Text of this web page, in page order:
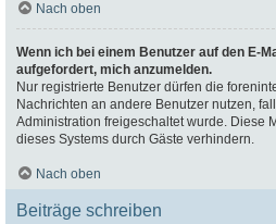
Nach oben
Wenn ich bei einem Benutzer auf den E-
aufgefordert, mich anzumelden.
Nur registrierte Benutzer dürfen die
Nachrichten an andere Benutzer nutzen,
Administration freigeschaltet wurde. Diese
dieses Systems durch Gäste verhindern.
Nach oben
Beiträge schreiben